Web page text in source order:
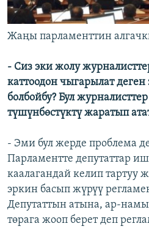
Жаңы парламенттин
- Сиз эки жолу
каттоодон чыгарылат деген
болбойбу? Бул
түшүнбөстүктү жаратып
- Эми бул жерде проблема
Парламентте депутаттар
каалагандай келип тартуу
эркин басып жүрүү
Депутаттын атына, ар-
төрага жооп берет деп